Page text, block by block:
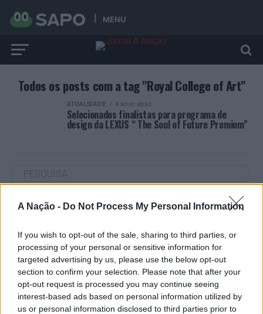
A Nação - Do Not Process My Personal Information
If you wish to opt-out of the sale, sharing to third parties, or
processing of your personal or sensitive information for
targeted advertising by us, please use the below opt-out
section to confirm your selection. Please note that after your
opt-out request is processed you may continue seeing
interest-based ads based on personal information utilized by
us or personal information disclosed to third parties prior to
MENU
Todos os posts com a tag "Royal College of Art"
ATUALIDADE 4 anos atrás
Selecionados finalistas para programa de
design da LEXUS “ The Soul of Future Premium”
ARTIGOS RECENTES
com vitória do francês Luca Van Assche
Castelo Branco: “Bienal Internacional de Artes e Ofícios”
promete afirmar artesanato, património e inovação como
“motores de desenvolvimento económico e cultural” do
município português